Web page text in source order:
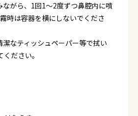
ながら、1回1～2度ずつ鼻腔内に噴
時は容器を横にしないでくださ
なティッシュペーパー等で拭い
ださい。